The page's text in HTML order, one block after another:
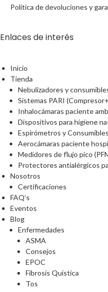
Política de devoluciones y
Enlaces de interés
Inicio
Tienda
Nebulizadores y
Sistemas PARI
Inhalocámaras paciente
Dispositivos para higiene
Espirómetros y Consumibles
Aerocámaras paciente
Medidores de flujo pico
Protectores antialérgicos
Nosotros
Certificaciones
FAQ’s
Eventos
Blog
Enfermedades
ASMA
Consejos
EPOC
Fibrosis Quística
Tos